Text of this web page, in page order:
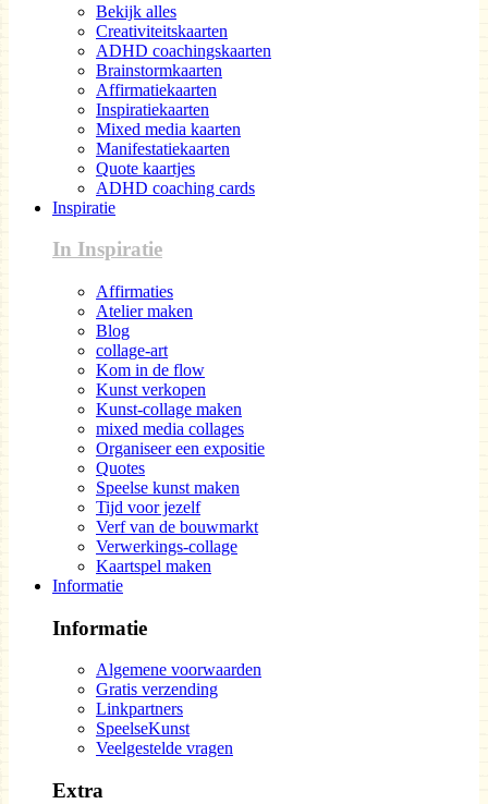
Bekijk alles
Creativiteitskaarten
ADHD coachingskaarten
Brainstormkaarten
Affirmatiekaarten
Inspiratiekaarten
Mixed media kaarten
Manifestatiekaarten
Quote kaartjes
ADHD coaching cards
Inspiratie
In Inspiratie
Affirmaties
Atelier maken
Blog
collage-art
Kom in de flow
Kunst verkopen
Kunst-collage maken
mixed media collages
Organiseer een expositie
Quotes
Speelse kunst maken
Tijd voor jezelf
Verf van de bouwmarkt
Verwerkings-collage
Kaartspel maken
Informatie
Informatie
Algemene voorwaarden
Gratis verzending
Linkpartners
SpeelseKunst
Veelgestelde vragen
Extra